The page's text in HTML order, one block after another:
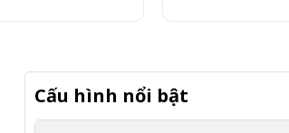
Cấu hình nổi bật